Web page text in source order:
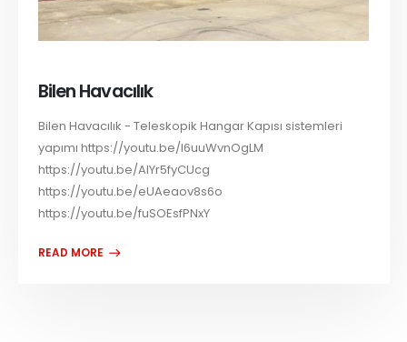
Bilen Havacılık
Bilen Havacılık - Teleskopik Hangar Kapısı sistemleri
yapımı https://youtu.be/I6uuWvnOgLM
https://youtu.be/AlYr5fyCUcg
https://youtu.be/eUAeaov8s6o
https://youtu.be/fuSOEsfPNxY